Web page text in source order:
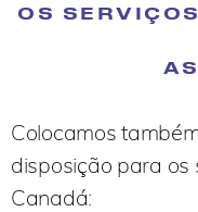
OS
Colocamos
disposição para os
Canadá: